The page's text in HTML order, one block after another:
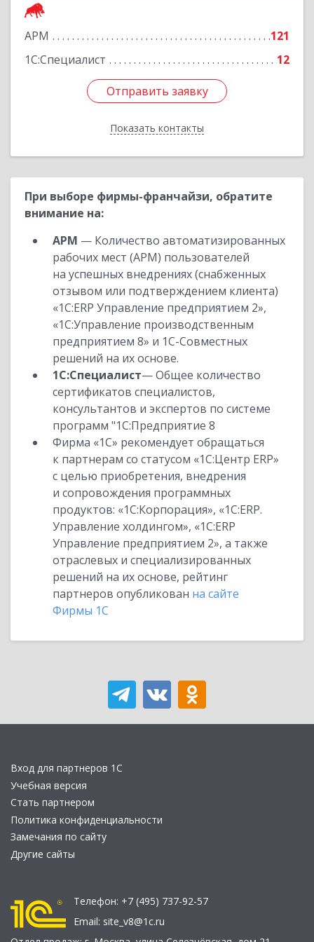
АРМ
121
1С:Специалист
12
Отправить заявку
Показать контакты
Отправить заявку
Назад
При выборе фирмы-франчайзи, обратите
внимание на:
АРМ — Количество автоматизированных
рабочих мест (АРМ) пользователей
на успешных внедрениях (снабженных
отзывом или подтверждением клиента)
«1С:ERP Управление предприятием 2»,
«1С:Управление производственным
предприятием 8» и 1С-Совместных
решений на их основе.
1С:Специалист— Общее количество
сертификатов специалистов,
консультантов и экспертов по системе
программ "1С:Предприятие 8
Фирма «1С» рекомендует обращаться
к партнерам со статусом «1С:Центр ERP»
с целью приобретения, внедрения
и сопровождения программных
продуктов: «1С:Корпорация», «1С:ERP.
Управление холдингом», «1С:ERP
Управление предприятием 2», а также
отраслевых и специализированных
решений на их основе, рейтинг
партнеров опубликован на сайте
Фирмы 1С
Вход для партнеров 1С
Учебная версия
Стать партнером
Политика конфиденциальности
Замечания по сайту
Другие сайты
Телефон: +7 (495) 737-92-57
Email: site_v8@1c.ru